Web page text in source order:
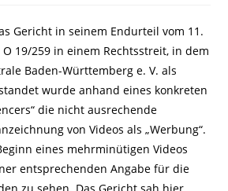
Gericht in seinem Endurteil vom 11.
O 19/259 in einem Rechtsstreit, in dem
Baden-Württemberg e. V. als
wurde anhand eines konkreten
die nicht ausrechende
von Videos als „Werbung“.
eines mehrminütigen Videos
entsprechenden Angabe für die
zu sehen. Das Gericht sah hier